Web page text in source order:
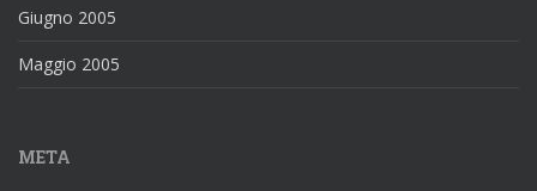
Giugno 2005
Maggio 2005
META